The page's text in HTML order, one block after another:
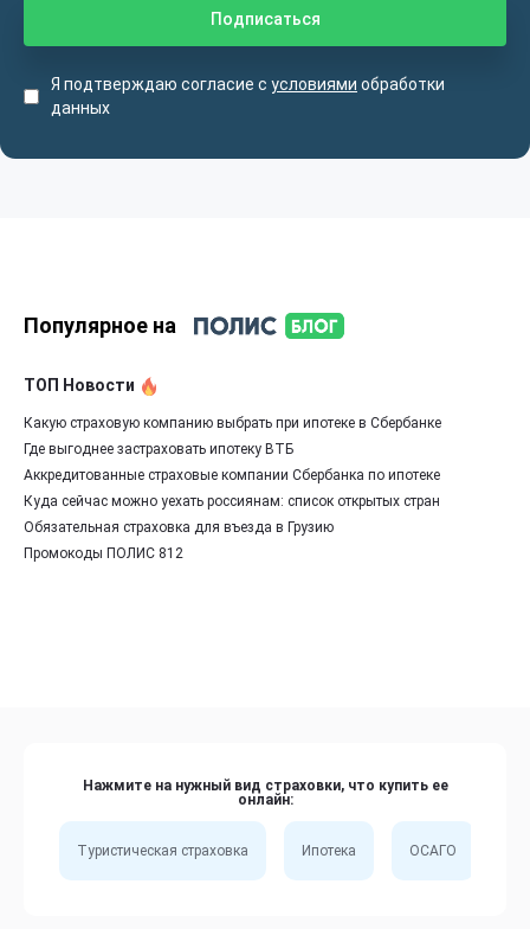
Я подтверждаю согласие с условиями обработки
данных
Популярное на
ТОП Новости
Какую страховую компанию выбрать при ипотеке в Сбербанке
Где выгоднее застраховать ипотеку ВТБ
Аккредитованные страховые компании Сбербанка по ипотеке
Куда сейчас можно уехать россиянам: список открытых стран
Обязательная страховка для въезда в Грузию
Промокоды ПОЛИС 812
Нажмите на нужный вид страховки, что купить ее
онлайн:
Туристическая страховка Ипотека ОСАГО